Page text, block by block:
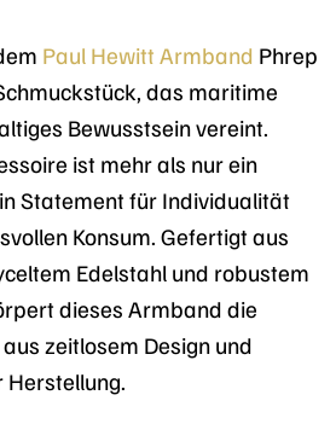
Paul Hewitt Armband Phrep
das maritime
Bewusstsein vereint.
ist mehr als nur ein
Statement für Individualität
Konsum. Gefertigt aus
Edelstahl und robustem
dieses Armband die
zeitlosem Design und